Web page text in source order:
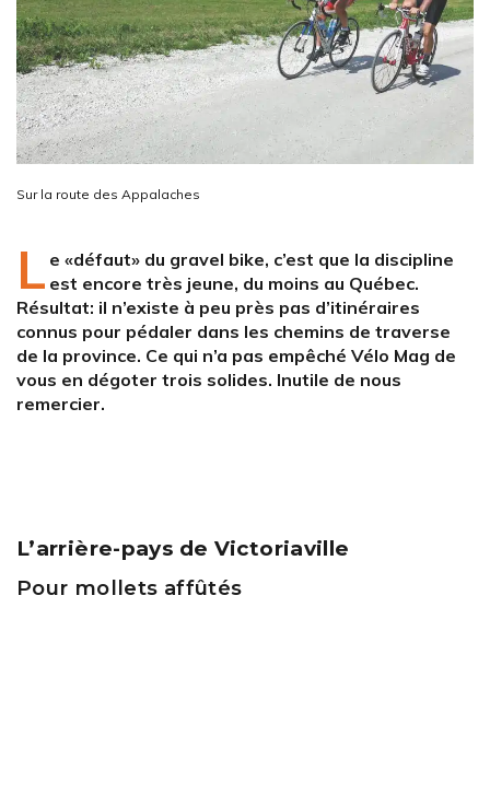
Sur la route des Appalaches
L e «défaut» du gravel bike, c’est que la discipline
est encore très jeune, du moins au Québec.
Résultat: il n’existe à peu près pas d’itinéraires
connus pour pédaler dans les chemins de traverse
de la province. Ce qui n’a pas empêché Vélo Mag de
vous en dégoter trois solides. Inutile de nous
remercier.
L’arrière-pays de Victoriaville
Pour mollets affûtés